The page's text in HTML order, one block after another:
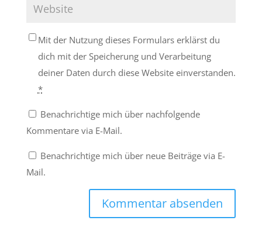
Mit der Nutzung dieses Formulars erklärst du
dich mit der Speicherung und Verarbeitung
deiner Daten durch diese Website einverstanden.
*
Benachrichtige mich über nachfolgende
Kommentare via E-Mail.
Benachrichtige mich über neue Beiträge via E-
Mail.